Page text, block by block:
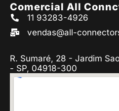
Comercial All
11 93283-4926
vendas@all-
R. Sumaré, 28 - Jardim
- SP, 04918-300